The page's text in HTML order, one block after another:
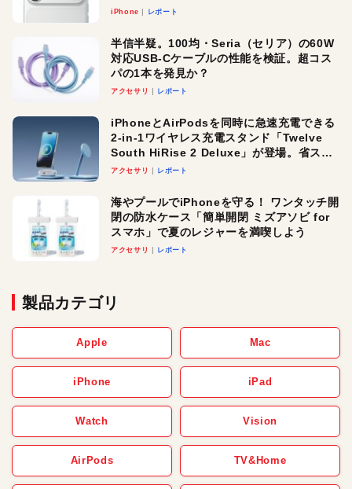
iPhone レポート
半信半疑。100均・Seria（セリア）の60W
対応USB-Cケーブルの性能を検証。超コス
パの1本を発見か？
アクセサリ レポート
iPhoneとAirPodsを同時に急速充電できる
2-in-1ワイヤレス充電スタンド「Twelve
South HiRise 2 Deluxe」が登場。省スペ
ースでおしゃれに充電したい人にオスス
アクセサリ レポート
海やプールでiPhoneを守る！ ワンタッチ開
閉の防水ケース「簡単開閉 ミズアソビ for
スマホ」で夏のレジャーを満喫しよう
アクセサリ レポート
製品カテゴリ
Apple Mac
iPhone iPad
Watch Vision
AirPods TV&Home